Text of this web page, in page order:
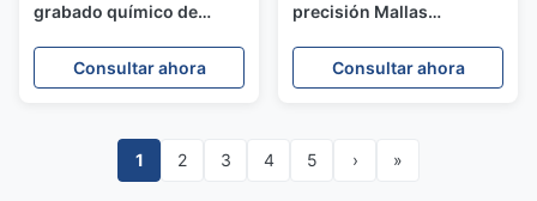
grabado químico de
personalizado
Componentes metálicos
Consultar ahora
precisión Mallas
mecanizado fotoquímico
PCM
Consultar ahora
1 2 3 4 5 › »